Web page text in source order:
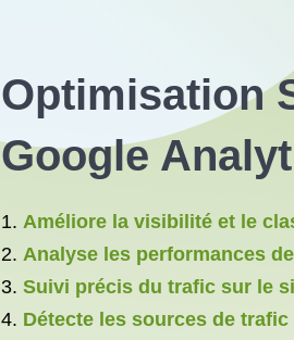
Optimisation
Google
Améliore la visibilité et le
Analyse les performances
Suivi précis du trafic sur le
Détecte les sources de